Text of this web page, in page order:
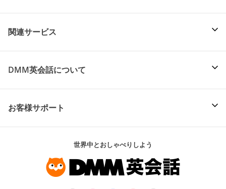
関連サービス
DMM英会話について
お客様サポート
世界中とおしゃべりしよう